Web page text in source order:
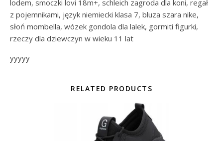
lodem, smoczki lovi 18m+, schleich zagroda dla koni, regał
z pojemnikami, język niemiecki klasa 7, bluza szara nike,
słoń mombella, wózek gondola dla lalek, gormiti figurki,
rzeczy dla dziewczyn w wieku 11 lat
yyyyy
RELATED PRODUCTS